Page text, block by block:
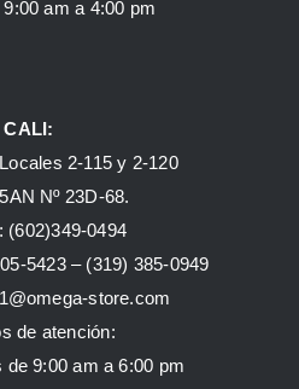
am a 4:00 pm
CALI:
2-115 y 2-120
Nº 23D-68.
(602)349-0494
5423 – (319) 385-0949
store.com
de atención:
de 9:00 am a 6:00 pm